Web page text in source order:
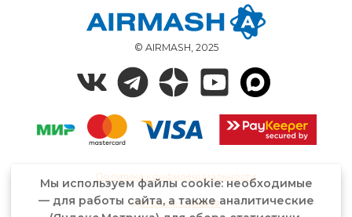
© AIRMASH, 2025
Политика конфиденциальности
Договор-оферта
Мы используем файлы cookie: необходимые
— для работы сайта, а также аналитические